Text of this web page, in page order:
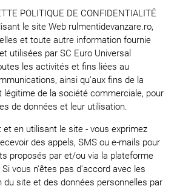
POLITIQUE DE CONFIDENTIALITÉ
le site Web rulmentidevanzare.ro,
et toute autre information fournie
utilisées par SC Euro Universal
les activités et fins liées au
ainsi qu'aux fins de la
légitime de la société commerciale, pour
de données et leur utilisation.
et en utilisant le site - vous exprimez
des appels, SMS ou e-mails pour
proposés par et/ou via la plateforme
vous n'êtes pas d'accord avec les
site et des données personnelles par